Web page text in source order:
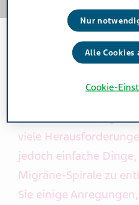
ALLTAG MIT MIGRÄNE
Das Leben mit
viele
jedoch einfache
Migräne-Spirale zu
Sie einige
Nur
Alle Cookies
Cookie-